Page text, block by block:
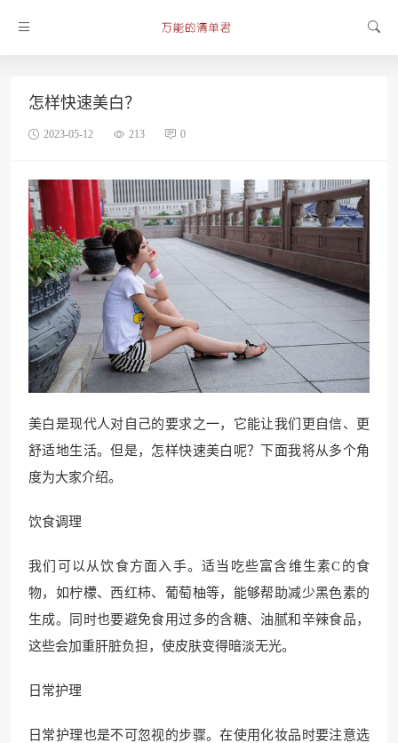
怎样快速美白？
2023-05-12 213 0
美白是现代人对自己的要求之一，它能让我们更自信、更
舒适地生活。但是，怎样快速美白呢？下面我将从多个角
度为大家介绍。
饮食调理
我们可以从饮食方面入手。适当吃些富含维生素C的食
物，如柠檬、西红柿、葡萄柚等，能够帮助减少黑色素的
生成。同时也要避免食用过多的含糖、油腻和辛辣食品，
这些会加重肝脏负担，使皮肤变得暗淡无光。
日常护理
日常护理也是不可忽视的步骤。在使用化妆品时要注意选